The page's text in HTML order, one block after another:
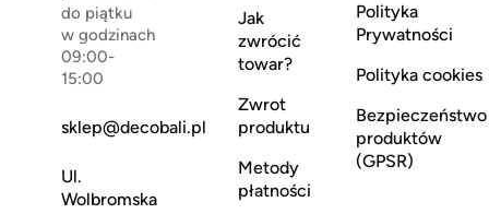
do piątku
w godzinach
09:00-
15:00
sklep@decobali.pl
Ul.
Wolbromska
Jak
zwrócić
towar?
Zwrot
produktu
Metody
płatności
Polityka
Prywatności
Polityka cookies
Bezpieczeństwo
produktów
(GPSR)